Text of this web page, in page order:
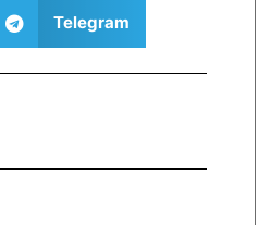
Telegram